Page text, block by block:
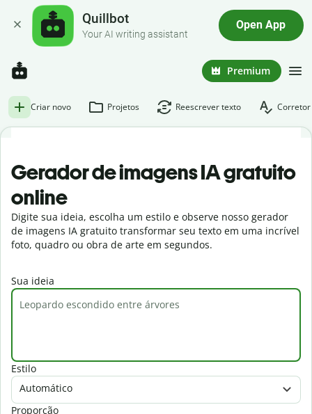
Quillbot
Your AI writing assistant
Open App
Premium
Criar novo Projetos Reescrever texto
Gerador de imagens IA gratuito
online
Digite sua ideia, escolha um estilo e observe nosso gerador
de imagens IA gratuito transformar seu texto em uma incrível
foto, quadro ou obra de arte em segundos.
Sua ideia
Estilo
Automático
Proporção